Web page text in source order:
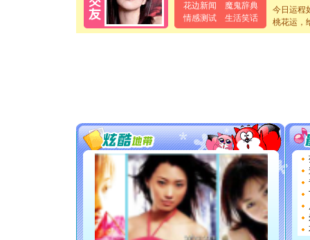
花边新闻
魔鬼辞典
情感测试
生活笑话
离。水晶
[元旦]当
[圣诞节]
你太多
要平安
[圣诞节]
能正大
天都要快
[圣诞节]
如意,快
[元旦]
看
断电。
今日运程
桃花运，